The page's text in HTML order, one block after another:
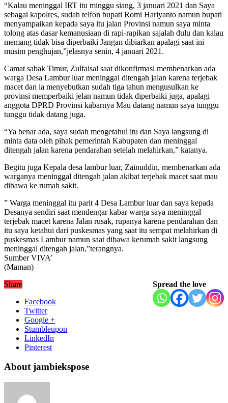
“Kalau meninggal IRT itu minggu siang, 3 januari 2021 dan Saya
sebagai kapolres, sudah telfon bupati Romi Hariyanto namun bupati
menyampaikan kepada saya itu jalan Provinsi namun saya minta
tolong atas dasar kemanusiaan di rapi-rapikan sajalah dulu dan kalau
memang tidak bisa diperbaiki Jangan dibiarkan apalagi saat ini
musim penghujan,”jelasnya senin, 4 januari 2021.
Camat sabak Timur, Zulfaisal saat dikonfirmasi membenarkan ada
warga Desa Lambur luar meninggal ditengah jalan karena terjebak
macet dan ia menyebutkan sudah tiga tahun mengusulkan ke
provinsi memperbaiki jelan namun tidak diperbaiki juga, apalagi
anggota DPRD Provinsi kabarnya Mau datang namun saya tunggu
tunggu tidak datang juga.
“Ya benar ada, saya sudah mengetahui itu dan Saya langsung di
minta data oleh pihak pemerintah Kabupaten dan meninggal
ditengah jalan karena pendarahan setelah melahirkan,” katanya.
Begitu juga Kepala desa lambur luar, Zainuddin, membenarkan ada
warganya meninggal ditengah jalan akibat terjebak macet saat mau
dibawa ke rumah sakit.
” Warga meninggal itu parit 4 Desa Lambur luar dan saya kepada
Desanya sendiri saat mendengar kabar warga saya meninggal
terjebak macet karena Jalan rusak, rupanya karena pendarahan dan
itu saya ketahui dari puskesmas yang saat itu sempat melahirkan di
puskesmas Lambur namun saat dibawa kerumah sakit langsung
meninggal ditengah jalan,”terangnya.
Sumber VIVA’
(Maman)
Spread the love
Share
Facebook
Twitter
Google +
Stumbleupon
LinkedIn
Pinterest
About jambiekspose